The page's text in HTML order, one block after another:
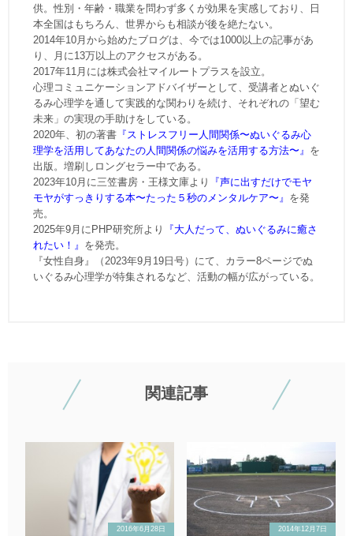
供。性別・年齢・職業を問わず多くが効果を実感しており、日
本全国はもちろん、世界からも相談が後を絶たない。
2014年10月から始めたブログは、今では1000以上の記事があ
り、月に13万以上のアクセスがある。
2017年11月には株式会社マイルートプラスを設立。
心理コミュニケーションアドバイザーとして、受講者とぬいぐ
るみ心理学を通して実践的な関わりを続け、それぞれの「望む
未来」の実現の手助けをしている。
2020年、初の著書 『ストレスフリー人間関係〜ぬいぐるみ心
理学を活用してあなたの人間関係の悩みを活用する方法〜』 を
出版。増刷しロングセラー中である。
2023年10月に三笠書房・王様文庫より
『声に出すだけでモヤ
モヤがすっきりする本〜たった５秒のメンタルケア〜』 を発
売。
2025年9月にPHP研究所より
『大人だって、ぬいぐるみに癒さ
れたい！』 を発売。
『女性自身』（2023年9月19日号）にて、カラー8ページでぬ
いぐるみ心理学が特集されるなど、活動の幅が広がっている。
関連記事
2016年6月28日 2014年12月7日